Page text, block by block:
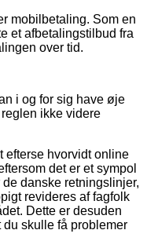
mobilbetaling. Som en
et afbetalingstilbud fra
over tid.
i og for sig have øje
ikke videre
efterse hvorvidt online
det er et sympol
danske retningslinjer,
revideres af fagfolk
Dette er desuden
skulle få problemer